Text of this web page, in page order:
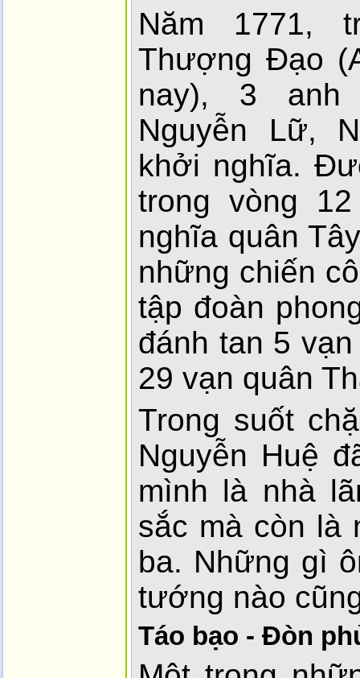
Năm 1771,
Thượng Đạo
nay), 3 anh
Nguyễn Lữ,
khởi nghĩa.
trong vòng
nghĩa quân
những chiến
tập đoàn
đánh tan 5
29 vạn quân
Trong suốt
Nguyễn Huệ
mình là nhà
sắc mà còn là
ba. Những gì
tướng nào
Táo bạo - Đòn